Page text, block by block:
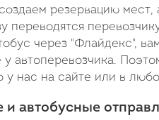
резервацию мест,
переводятся
через "Флайдекс",
автоперевозчика.
у нас на сайте или в
и автобусные